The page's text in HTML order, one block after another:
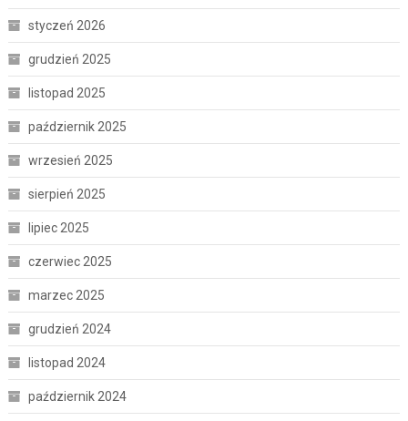
styczeń 2026
grudzień 2025
listopad 2025
październik 2025
wrzesień 2025
sierpień 2025
lipiec 2025
czerwiec 2025
marzec 2025
grudzień 2024
listopad 2024
październik 2024